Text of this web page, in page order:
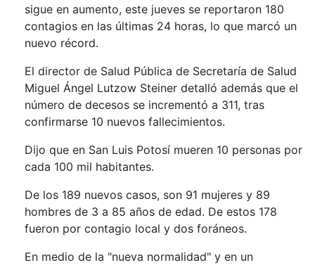
sigue en aumento, este jueves se reportaron 180
contagios en las últimas 24 horas, lo que marcó un
nuevo récord.
El director de Salud Pública de Secretaría de Salud
Miguel Ángel Lutzow Steiner detalló además que el
número de decesos se incrementó a 311, tras
confirmarse 10 nuevos fallecimientos.
Dijo que en San Luis Potosí mueren 10 personas por
cada 100 mil habitantes.
De los 189 nuevos casos, son 91 mujeres y 89
hombres de 3 a 85 años de edad. De estos 178
fueron por contagio local y dos foráneos.
En medio de la "nueva normalidad" y en un